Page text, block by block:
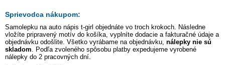
Sprievodca nákupom:
Samolepku na auto nápis t-girl objednáte vo troch krokoch. Následne
vložíte pripravený motív do košíka, vyplníte dodacie a fakturačné údaje a
objednávku odošlite. Všetko vyrábame na objednávku, nálepky nie sú
skladom. Podľa zvoleného spôsobu platby expedujeme vyrobené
nálepky do 2 pracovných dní.